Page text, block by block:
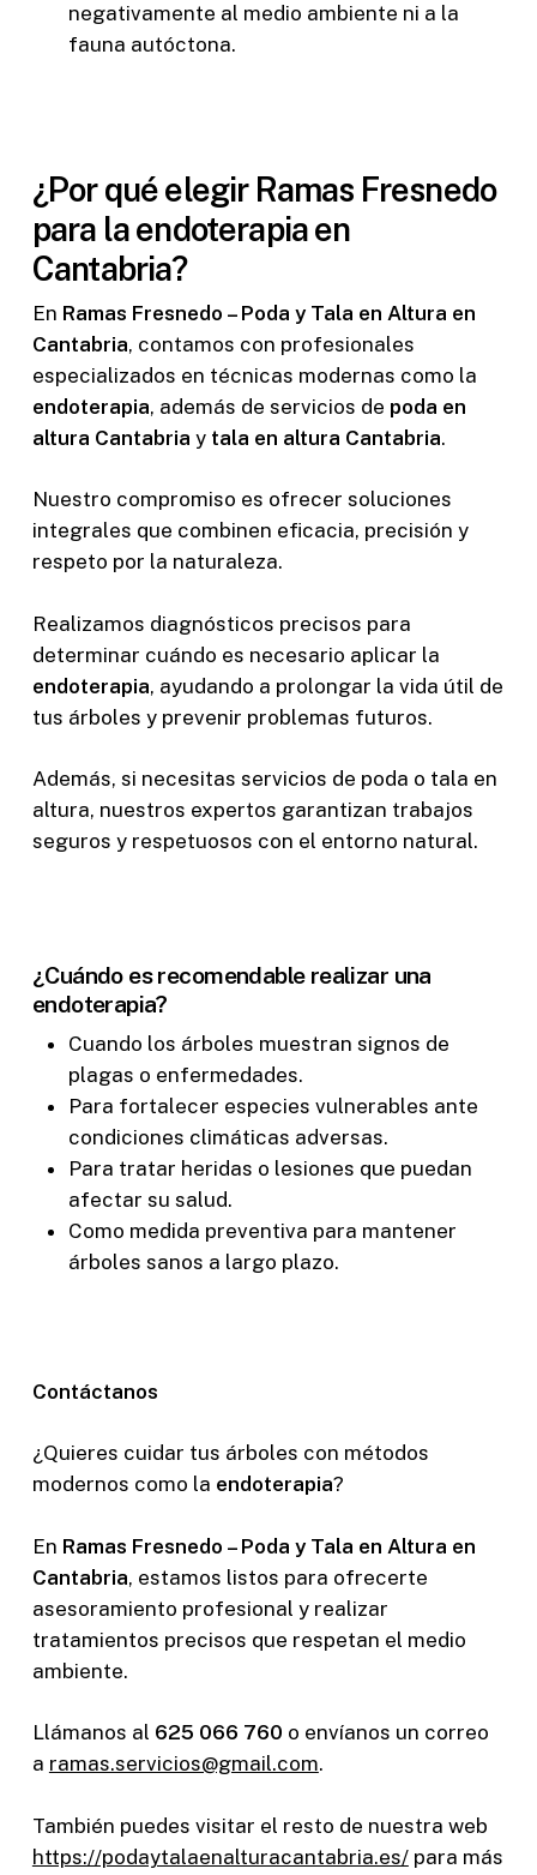
negativamente al medio ambiente ni a la
fauna autóctona.
¿Por qué elegir Ramas Fresnedo
para la endoterapia en
Cantabria?
En Ramas Fresnedo – Poda y Tala en Altura en
Cantabria, contamos con profesionales
especializados en técnicas modernas como la
endoterapia, además de servicios de poda en
altura Cantabria y tala en altura Cantabria.
Nuestro compromiso es ofrecer soluciones
integrales que combinen eficacia, precisión y
respeto por la naturaleza.
Realizamos diagnósticos precisos para
determinar cuándo es necesario aplicar la
endoterapia, ayudando a prolongar la vida útil de
tus árboles y prevenir problemas futuros.
Además, si necesitas servicios de poda o tala en
altura, nuestros expertos garantizan trabajos
seguros y respetuosos con el entorno natural.
¿Cuándo es recomendable realizar una
endoterapia?
Cuando los árboles muestran signos de
plagas o enfermedades.
Para fortalecer especies vulnerables ante
condiciones climáticas adversas.
Para tratar heridas o lesiones que puedan
afectar su salud.
Como medida preventiva para mantener
árboles sanos a largo plazo.
Contáctanos
¿Quieres cuidar tus árboles con métodos
modernos como la endoterapia?
En Ramas Fresnedo – Poda y Tala en Altura en
Cantabria, estamos listos para ofrecerte
asesoramiento profesional y realizar
tratamientos precisos que respetan el medio
ambiente.
Llámanos al 625 066 760 o envíanos un correo
a ramas.servicios@gmail.com.
También puedes visitar el resto de nuestra web
https://podaytalaenalturacantabria.es/para más